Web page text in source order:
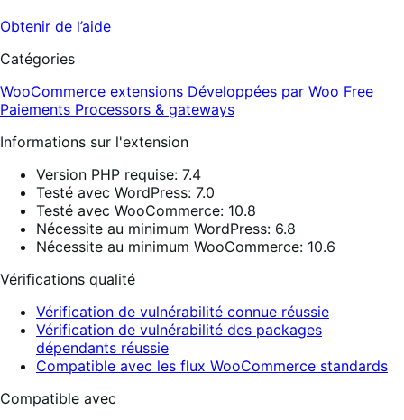
Obtenir de l’aide
Catégories
WooCommerce extensions Développées par Woo Free
Paiements Processors & gateways
Informations sur l'extension
Version PHP requise: 7.4
Testé avec WordPress: 7.0
Testé avec WooCommerce: 10.8
Nécessite au minimum WordPress: 6.8
Nécessite au minimum WooCommerce: 10.6
Vérifications qualité
Vérification de vulnérabilité connue réussie
Vérification de vulnérabilité des packages
dépendants réussie
Compatible avec les flux WooCommerce standards
Compatible avec